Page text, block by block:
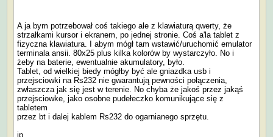
A ja bym potrzebował coś takiego ale z klawiaturą qwerty, że
strzałkami kursor i ekranem, po jednej stronie. Coś a'la tablet z
fizyczna klawiatura. I abym mógł tam wstawić/uruchomić emulator
terminala ansii. 80x25 plus kilka kolorów by wystarczyło. No i
żeby na baterie, ewentualnie akumulatory, było.
Tablet, od wielkiej biedy mógłby być ale gniazdka usb i
przejsciowki na Rs232 nie gwarantują pewności połączenia,
zwłaszcza jak się jest w terenie. No chyba że jakoś przez jakąś
przejsciowke, jako osobne pudełeczko komunikujące się z
tabletem
przez bt i dalej kablem Rs232 do ogarnianego sprzętu.
jp